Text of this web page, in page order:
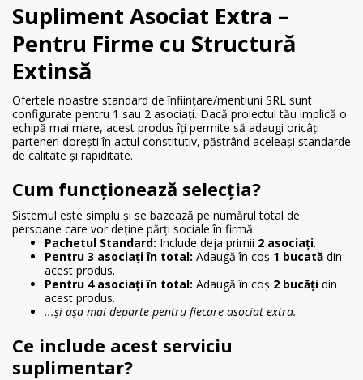
Supliment Asociat Extra –
Pentru Firme cu Structură
Extinsă
Ofertele noastre standard de înființare/mentiuni SRL sunt
configurate pentru 1 sau 2 asociați. Dacă proiectul tău implică o
echipă mai mare, acest produs îți permite să adaugi oricâți
parteneri dorești în actul constitutiv, păstrând aceleași standarde
de calitate și rapiditate.
Cum funcționează selecția?
Sistemul este simplu și se bazează pe numărul total de
persoane care vor deține părți sociale în firmă:
Pachetul Standard: Include deja primii 2 asociați.
Pentru 3 asociați în total: Adaugă în coș 1 bucată din
acest produs.
Pentru 4 asociați în total: Adaugă în coș 2 bucăți din
acest produs.
...și așa mai departe pentru fiecare asociat extra.
Ce include acest serviciu
suplimentar?